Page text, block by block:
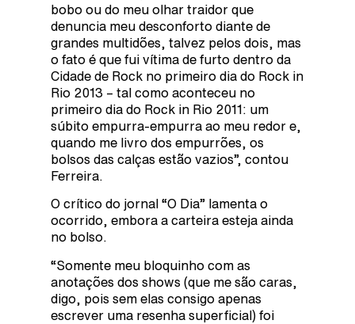
bobo ou do meu olhar traidor que
denuncia meu desconforto diante de
grandes multidões, talvez pelos dois, mas
o fato é que fui vítima de furto dentro da
Cidade de Rock no primeiro dia do Rock in
Rio 2013 – tal como aconteceu no
primeiro dia do Rock in Rio 2011: um
súbito empurra-empurra ao meu redor e,
quando me livro dos empurrões, os
bolsos das calças estão vazios”, contou
Ferreira.
O crítico do jornal “O Dia” lamenta o
ocorrido, embora a carteira esteja ainda
no bolso.
“Somente meu bloquinho com as
anotações dos shows (que me são caras,
digo, pois sem elas consigo apenas
escrever uma resenha superficial) foi